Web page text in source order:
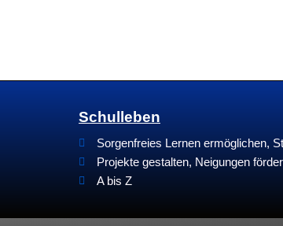
Schulleben
Sorgenfreies Lernen ermöglichen,
Projekte gestalten, Neigungen
A bis Z